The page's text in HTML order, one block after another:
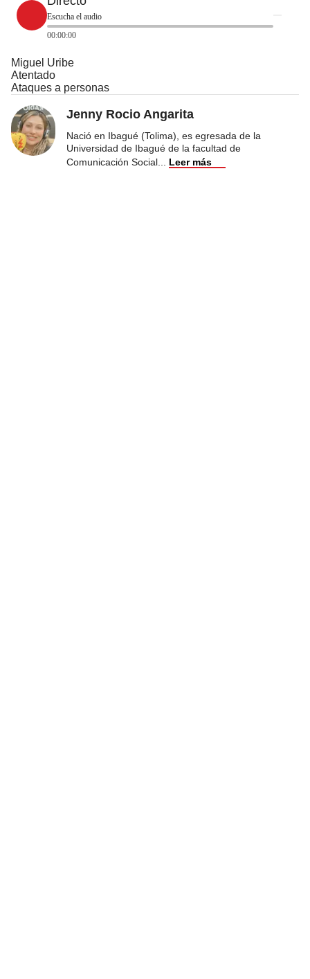
Escucha el audio
00:00:00
Miguel Uribe
Atentado
Ataques a personas
Jenny Rocio Angarita
Nació en Ibagué (Tolima), es egresada de la
Universidad de Ibagué de la facultad de
Comunicación Social
Leer más